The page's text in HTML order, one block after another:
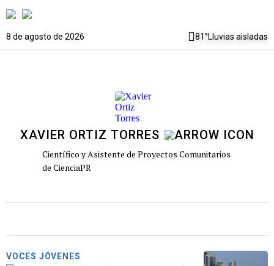
8 de agosto de 2026 81°Lluvias aisladas
XAVIER ORTIZ TORRES
Científico y Asistente de Proyectos Comunitarios
de CienciaPR
VOCES JÓVENES